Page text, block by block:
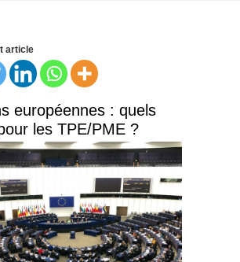
article
européennes : quels
les TPE/PME ?